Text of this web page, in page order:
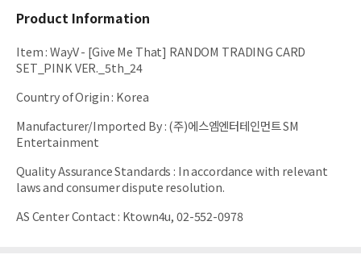
Product Information
Item:WayV - [Give Me That] RANDOM TRADING CARD
SET_PINK VER._5th_24
Country of Origin: Korea
Manufacturer/Imported By:(주)에스엠엔터테인먼트 SM
Entertainment
Quality Assurance Standards : In accordance with relevant
laws and consumer dispute resolution.
AS Center Contact: Ktown4u, 02-552-0978